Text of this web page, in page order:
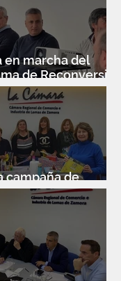
en marcha del
de Reconversión
campaña de
de libros infantiles